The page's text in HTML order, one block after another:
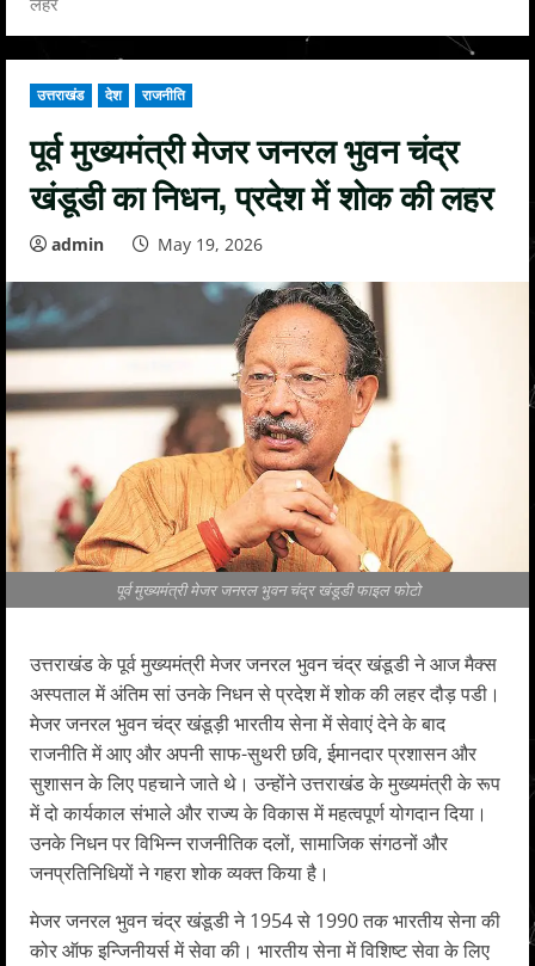
उत्तराखंड देश राजनीति
पूर्व मुख्यमंत्री मेजर जनरल भुवन चंद्र
खंडूडी का निधन, प्रदेश में शोक की लहर
admin May 19, 2026
पूर्व मुख्यमंत्री मेजर जनरल भुवन चंद्र खंडूडी फाइल फोटो
उत्तराखंड के पूर्व मुख्यमंत्री मेजर जनरल भुवन चंद्र खंडूडी ने आज मैक्स
अस्पताल में अंतिम सां उनके निधन से प्रदेश में शोक की लहर दौड़ पडी।
मेजर जनरल भुवन चंद्र खंडूड़ी भारतीय सेना में सेवाएं देने के बाद
राजनीति में आए और अपनी साफ-सुथरी छवि, ईमानदार प्रशासन और
सुशासन के लिए पहचाने जाते थे। उन्होंने उत्तराखंड के मुख्यमंत्री के रूप
में दो कार्यकाल संभाले और राज्य के विकास में महत्वपूर्ण योगदान दिया।
उनके निधन पर विभिन्न राजनीतिक दलों, सामाजिक संगठनों और
जनप्रतिनिधियों ने गहरा शोक व्यक्त किया है।
मेजर जनरल भुवन चंद्र खंडूडी ने 1954 से 1990 तक भारतीय सेना की
कोर ऑफ इन्जिनीयर्स में सेवा की। भारतीय सेना में विशिष्ट सेवा के लिए